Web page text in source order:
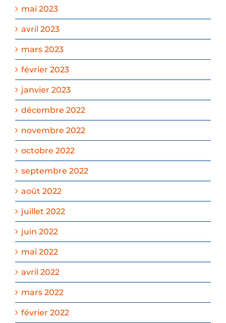
mai 2023
avril 2023
mars 2023
février 2023
janvier 2023
décembre 2022
novembre 2022
octobre 2022
septembre 2022
août 2022
juillet 2022
juin 2022
mai 2022
avril 2022
mars 2022
février 2022